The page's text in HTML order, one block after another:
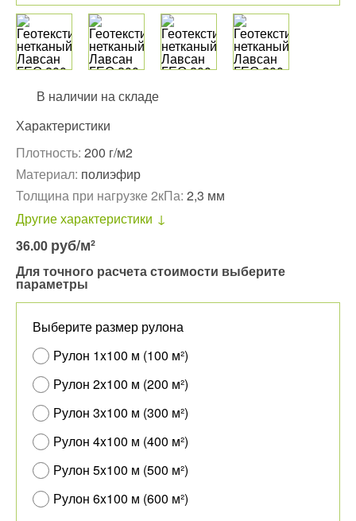
В наличии на складе
Характеристики
Плотность: 200 г/м2
Материал: полиэфир
Толщина при нагрузке 2кПа: 2,3 мм
Другие характеристики
36.00 руб/м²
Для точного расчета стоимости выберите
параметры
Выберите размер рулона
Рулон 1x100 м (100 м²)
Рулон 2x100 м (200 м²)
Рулон 3x100 м (300 м²)
Рулон 4x100 м (400 м²)
Рулон 5x100 м (500 м²)
Рулон 6x100 м (600 м²)